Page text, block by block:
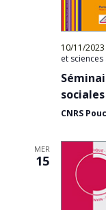
10/11/
et
CNRS
MER
15